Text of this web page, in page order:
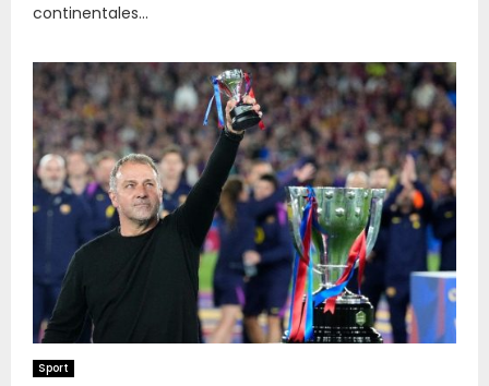
continentales...
Sport